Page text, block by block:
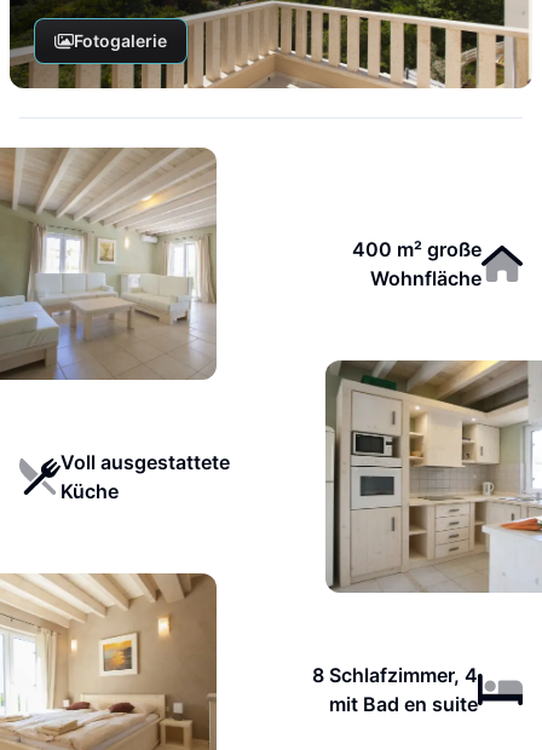
Fotogalerie
400 m² große
Wohnfläche
Voll ausgestattete
Küche
8 Schlafzimmer, 4
mit Bad en suite